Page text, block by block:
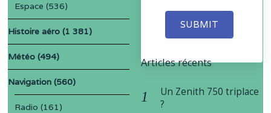
SUBMIT
Espace (536)
Histoire aéro (1 381)
Météo (494)
Navigation (560)
Radio (161)
Articles récents
Un Zenith 750 triplace
?